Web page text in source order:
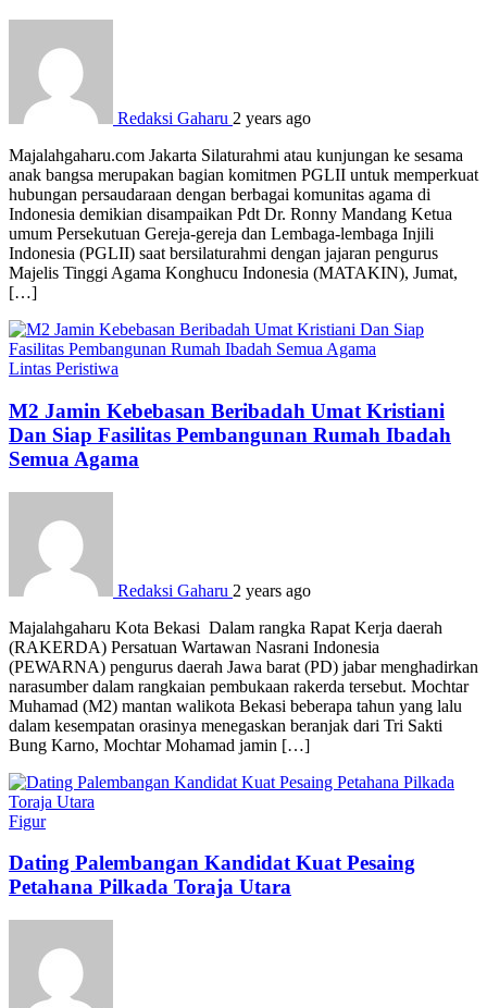
Redaksi Gaharu 2 years ago
Majalahgaharu.com Jakarta Silaturahmi atau kunjungan ke sesama
anak bangsa merupakan bagian komitmen PGLII untuk memperkuat
hubungan persaudaraan dengan berbagai komunitas agama di
Indonesia demikian disampaikan Pdt Dr. Ronny Mandang Ketua
umum Persekutuan Gereja-gereja dan Lembaga-lembaga Injili
Indonesia (PGLII) saat bersilaturahmi dengan jajaran pengurus
Majelis Tinggi Agama Konghucu Indonesia (MATAKIN), Jumat,
[…]
Lintas Peristiwa
M2 Jamin Kebebasan Beribadah Umat Kristiani
Dan Siap Fasilitas Pembangunan Rumah Ibadah
Semua Agama
Redaksi Gaharu 2 years ago
Majalahgaharu Kota Bekasi Dalam rangka Rapat Kerja daerah
(RAKERDA) Persatuan Wartawan Nasrani Indonesia
(PEWARNA) pengurus daerah Jawa barat (PD) jabar menghadirkan
narasumber dalam rangkaian pembukaan rakerda tersebut. Mochtar
Muhamad (M2) mantan walikota Bekasi beberapa tahun yang lalu
dalam kesempatan orasinya menegaskan beranjak dari Tri Sakti
Bung Karno, Mochtar Mohamad jamin […]
Figur
Dating Palembangan Kandidat Kuat Pesaing
Petahana Pilkada Toraja Utara